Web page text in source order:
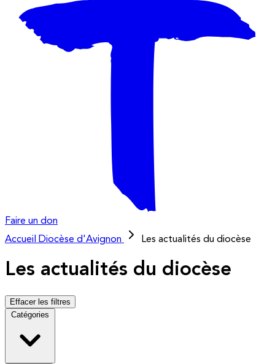
Faire un don
Accueil
Diocèse d'Avignon Les actualités du diocèse
Les actualités du diocèse
Effacer les filtres
Catégories